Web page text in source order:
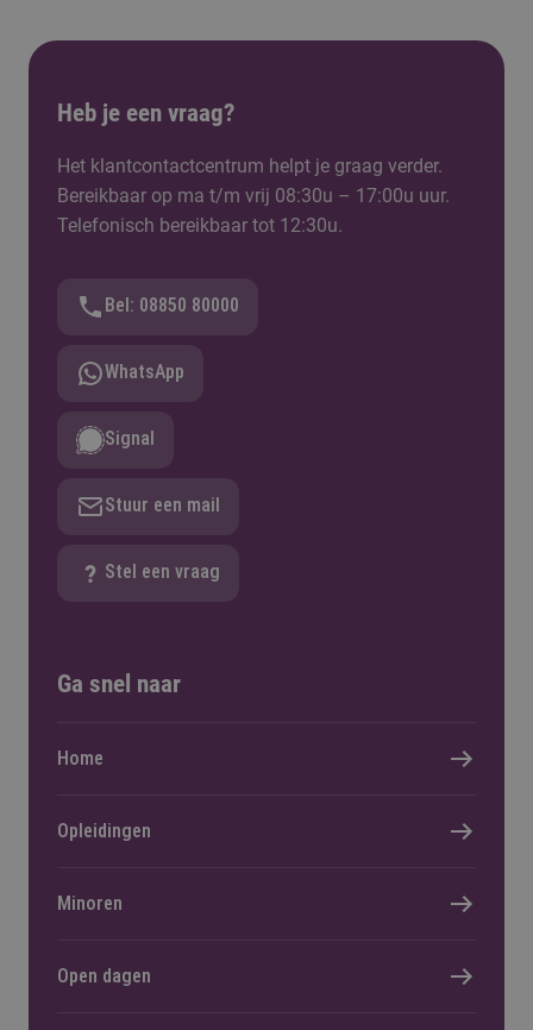
Heb je een vraag?
Het klantcontactcentrum helpt je graag verder.
Bereikbaar op ma t/m vrij 08:30u – 17:00u uur.
Telefonisch bereikbaar tot 12:30u.
Bel: 08850 80000
WhatsApp
Signal
Stuur een mail
Stel een vraag
Ga snel naar
Home
Opleidingen
Minoren
Open dagen